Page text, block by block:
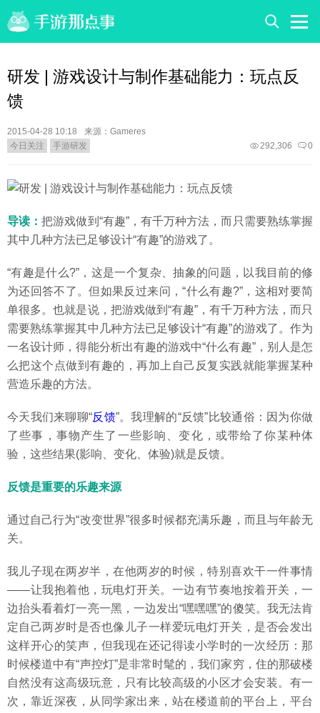
研发 | 游戏设计与制作基础能力：玩点反
馈
2015-04-28 10:18
来源：Gameres
今日关注
手游研发 0
292,306
导读：把游戏做到“有趣”，有千万种方法，而只需要熟练掌握
其中几种方法已足够设计“有趣”的游戏了。
“有趣是什么?”，这是一个复杂、抽象的问题，以我目前的修
为还回答不了。但如果反过来问，“什么有趣?”，这相对要简
单很多。也就是说，把游戏做到“有趣”，有千万种方法，而只
需要熟练掌握其中几种方法已足够设计“有趣”的游戏了。作为
一名设计师，得能分析出有趣的游戏中“什么有趣”，别人是怎
么把这个点做到有趣的，再加上自己反复实践就能掌握某种
营造乐趣的方法。
今天我们来聊聊“反馈”。我理解的“反馈”比较通俗：因为你做
了些事，事物产生了一些影响、变化，或带给了你某种体
验，这些结果(影响、变化、体验)就是反馈。
反馈是重要的乐趣来源
通过自己行为“改变世界”很多时候都充满乐趣，而且与年龄无
关。
我儿子现在两岁半，在他两岁的时候，特别喜欢干一件事情
——让我抱着他，玩电灯开关。一边有节奏地按着开关，一
边抬头看着灯一亮一黑，一边发出“嘿嘿嘿”的傻笑。我无法肯
定自己两岁时是否也像儿子一样爱玩电灯开关，是否会发出
这样开心的笑声，但我现在还记得读小学时的一次经历：那
时候楼道中有“声控灯”是非常时髦的，我们家穷，住的那破楼
自然没有这高级玩意，只有比较高级的小区才会安装。有一
次，靠近深夜，从同学家出来，站在楼道前的平台上，平台